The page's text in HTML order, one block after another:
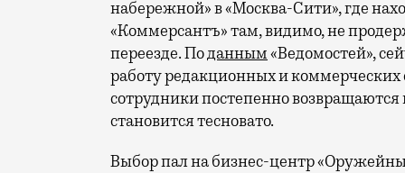
набережной» в «Москва-Сити», где
«Коммерсантъ» там, видимо, не
переезде. Поданным«Ведомостей»,
работу редакционных и коммерческих
сотрудники постепенно
становится тесновато.
Выбор пал на бизнес-центр